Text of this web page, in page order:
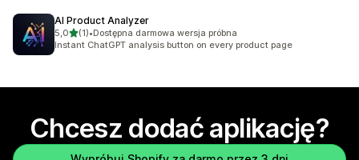
AI Product Analyzer
5,0na 5 gwiazdek
(1)
Łączna liczba recenzji: 1
•Dostępna darmowa wersja próbna
Instant ChatGPT analysis button on every product page
Chcesz dodać aplikację?